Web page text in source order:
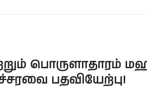
பொருளாதாரம்
பதவியேற்பு!